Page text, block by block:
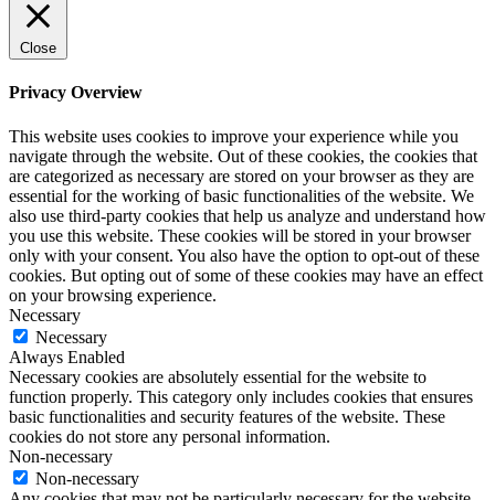
Close
Privacy Overview
This website uses cookies to improve your experience while you
navigate through the website. Out of these cookies, the cookies that
are categorized as necessary are stored on your browser as they are
essential for the working of basic functionalities of the website. We
also use third-party cookies that help us analyze and understand how
you use this website. These cookies will be stored in your browser
only with your consent. You also have the option to opt-out of these
cookies. But opting out of some of these cookies may have an effect
on your browsing experience.
Necessary
Necessary
Always Enabled
Necessary cookies are absolutely essential for the website to
function properly. This category only includes cookies that ensures
basic functionalities and security features of the website. These
cookies do not store any personal information.
Non-necessary
Non-necessary